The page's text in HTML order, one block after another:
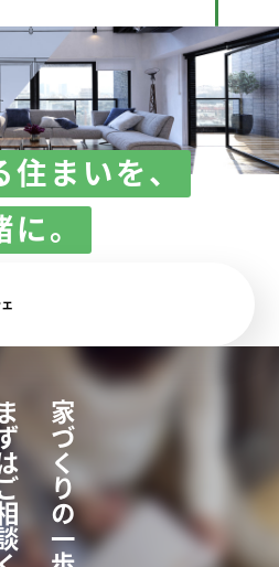
まいを、
。
家づくりの一歩、